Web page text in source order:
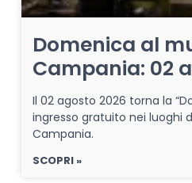
Domenica al
Campania: 02
Il 02 agosto 2026 torna la
ingresso gratuito nei luoghi
Campania.
SCOPRI »